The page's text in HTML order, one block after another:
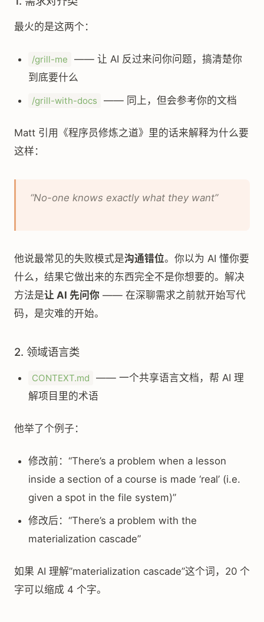
最火的是这两个：
/grill-me
—— 让 AI 反过来问你问题，搞清楚你
到底要什么
/grill-with-docs —— 同上，但会参考你的文档
Matt 引用《程序员修炼之道》里的话来解释为什么要
这样：
“No-one knows exactly what they want”
他说最常见的失败模式是沟通错位。你以为 AI 懂你要
什么，结果它做出来的东西完全不是你想要的。解决
方法是让 AI 先问你 —— 在深聊需求之前就开始写代
码，是灾难的开始。
2. 领域语言类
CONTEXT.md
—— 一个共享语言文档，帮 AI 理
解项目里的术语
他举了个例子：
修改前：“There’s a problem when a lesson
inside a section of a course is made ‘real’ (i.e.
given a spot in the file system)”
修改后：“There’s a problem with the
materialization cascade”
如果 AI 理解”materialization cascade”这个词，20 个
字可以缩成 4 个字。